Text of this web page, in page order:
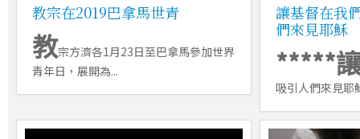
教宗在2019巴拿馬世青
教宗方濟各1月23日至巴拿馬參加世界
青年日，展開為...
讓基督在我
們來見耶穌
*****
吸引人們來見耶